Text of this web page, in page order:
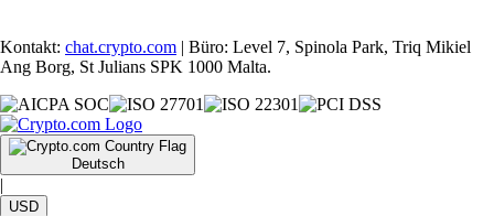
Kontakt: chat.crypto.com | Büro: Level 7, Spinola Park, Triq Mikiel
Ang Borg, St Julians SPK 1000 Malta.
Deutsch
|
USD